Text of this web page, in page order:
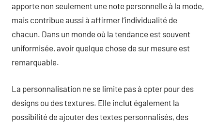
apporte non seulement une note personnelle à la mode,
mais contribue aussi à affirmer l’individualité de
chacun. Dans un monde où la tendance est souvent
uniformisée, avoir quelque chose de sur mesure est
remarquable.
La personnalisation ne se limite pas à opter pour des
designs ou des textures. Elle inclut également la
possibilité de ajouter des textes personnalisés, des